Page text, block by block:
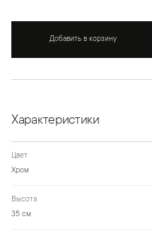
Добавить в корзину
Характеристики
Цвет
Хром
Высота
35 см